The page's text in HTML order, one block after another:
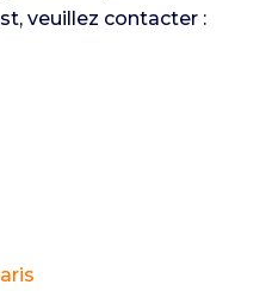
veuillez contacter :